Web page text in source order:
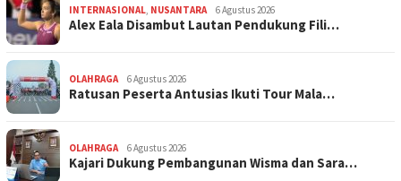
INTERNASIONAL, NUSANTARA 6 Agustus 2026
Alex Eala Disambut Lautan Pendukung Fili…
OLAHRAGA 6 Agustus 2026
Ratusan Peserta Antusias Ikuti Tour Mala…
OLAHRAGA 6 Agustus 2026
Kajari Dukung Pembangunan Wisma dan Sara…